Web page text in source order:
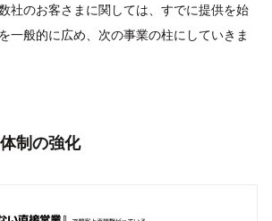
社のお客さまに関しては、すでに提供を始
一般的に広め、次の事業の柱にしていきま
制の強化